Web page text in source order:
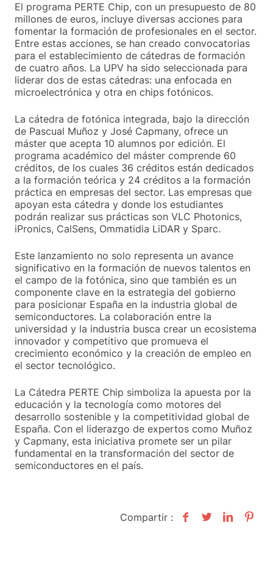
El programa PERTE Chip, con un presupuesto de 80
millones de euros, incluye diversas acciones para
fomentar la formación de profesionales en el sector.
Entre estas acciones, se han creado convocatorias
para el establecimiento de cátedras de formación
de cuatro años. La UPV ha sido seleccionada para
liderar dos de estas cátedras: una enfocada en
microelectrónica y otra en chips fotónicos.
La cátedra de fotónica integrada, bajo la dirección
de Pascual Muñoz y José Capmany, ofrece un
máster que acepta 10 alumnos por edición. El
programa académico del máster comprende 60
créditos, de los cuales 36 créditos están dedicados
a la formación teórica y 24 créditos a la formación
práctica en empresas del sector. Las empresas que
apoyan esta cátedra y donde los estudiantes
podrán realizar sus prácticas son VLC Photonics,
iPronics, CalSens, Ommatidia LiDAR y Sparc.
Este lanzamiento no solo representa un avance
significativo en la formación de nuevos talentos en
el campo de la fotónica, sino que también es un
componente clave en la estrategia del gobierno
para posicionar España en la industria global de
semiconductores. La colaboración entre la
universidad y la industria busca crear un ecosistema
innovador y competitivo que promueva el
crecimiento económico y la creación de empleo en
el sector tecnológico.
La Cátedra PERTE Chip simboliza la apuesta por la
educación y la tecnología como motores del
desarrollo sostenible y la competitividad global de
España. Con el liderazgo de expertos como Muñoz
y Capmany, esta iniciativa promete ser un pilar
fundamental en la transformación del sector de
semiconductores en el país.
Compartir :